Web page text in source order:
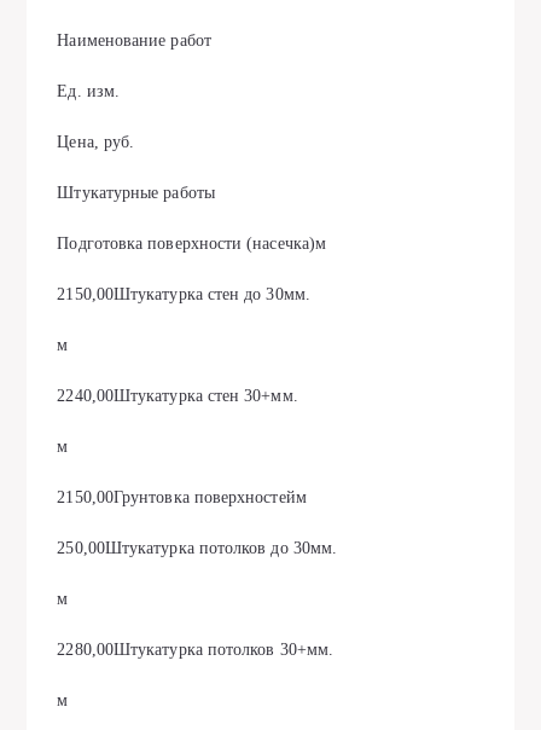
Наименование работ
Ед. изм.
Цена, руб.
Штукатурные работы
Подготовка поверхности (насечка)м
2150,00Штукатурка стен до 30мм.
м
2240,00Штукатурка стен 30+мм.
м
2150,00Грунтовка поверхностейм
250,00Штукатурка потолков до 30мм.
м
2280,00Штукатурка потолков 30+мм.
м